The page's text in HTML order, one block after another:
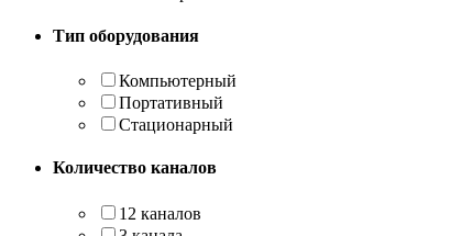
Тип оборудования
Компьютерный
Портативный
Стационарный
Количество каналов
12 каналов